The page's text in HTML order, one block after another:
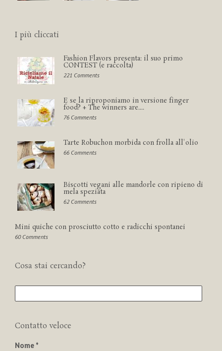
I più cliccati
Fashion Flavors presenta: il suo primo
CONTEST (e raccolta)
221 Comments
E se la riproponiamo in versione finger
food? + The winners are....
76 Comments
Tarte Robuchon morbida con frolla all'olio
66 Comments
Biscotti vegani alle mandorle con ripieno di
mela speziata
62 Comments
Mini quiche con prosciutto cotto e radicchi spontanei
60 Comments
Cosa stai cercando?
Contatto veloce
Nome *